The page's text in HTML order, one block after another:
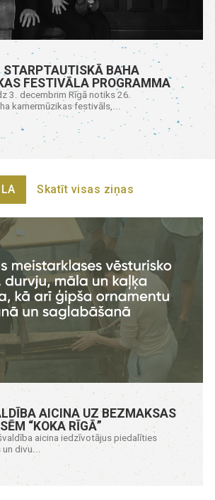
BAHA
FESTIVĀLA PROGRAMMA
3. decembrim Rīgā notiks 26.
kamermūzikas festivāls,...
Skatīt visas ziņas
AICINA UZ BEZMAKSAS
“KOKA RĪGĀ”
aicina iedzīvotājus piedalīties
un divu...